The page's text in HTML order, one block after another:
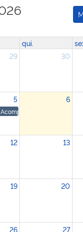
qui.
29 30
- processo SEI
5
Mensal
6
12 13
19 20
26 27